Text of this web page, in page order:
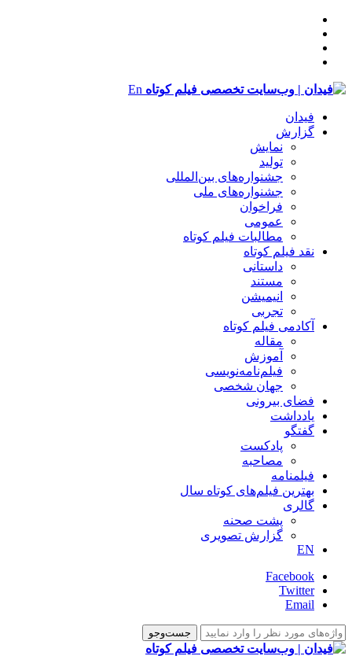
En
فیدان
گزارش
نمایش
تولید
‌‌جشنواره‌های بین‌المللی
جشنواره‌های ملی
فراخوان
عمومی
مطالبات فیلم کوتاه
نقد فیلم کوتاه
داستانی
مستند
انیمیشن
تجربی
آکادمی فیلم کوتاه
مقاله
آموزش
فیلم‌نامه‌نویسی
جهان شخصی
فضای بیرونی
یادداشت
گفتگو
پادکست
مصاحبه
فیلمنامه
بهترین فیلم‌های کوتاه سال
گالری
پشت صحنه
گزارش تصویری
EN
Facebook
Twitter
Email